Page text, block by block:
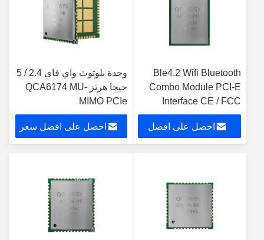
Ble4.2 Wifi Bluetooth
Combo Module PCI-E
Interface CE / FCC
مصدق
احصل على افضل
وحدة بلوتوث واي فاي 2.4 / 5
جيجا هرتز QCA6174 MU-
MIMO PCIe
احصل على افضل سعر